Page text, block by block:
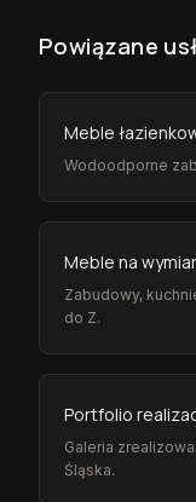
Powiązane
Meble
Wodoodporne
Meble na
Zabudowy,
do Z.
Portfolio
Galeria
Śląska.